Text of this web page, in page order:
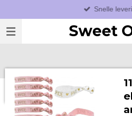
direct
naar
Sweet
Snelle